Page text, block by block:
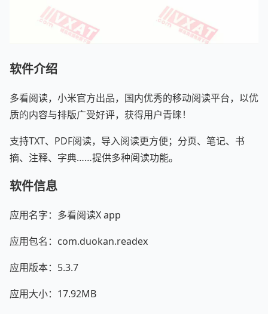
软件介绍
多看阅读，小米官方出品，国内优秀的移动阅读平台，以优
质的内容与排版广受好评，获得用户青睐！
支持TXT、PDF阅读，导入阅读更方便；分页、笔记、书
摘、注释、字典……提供多种阅读功能。
软件信息
应用名字：多看阅读X app
应用包名：com.duokan.readex
应用版本：5.3.7
应用大小：17.92MB